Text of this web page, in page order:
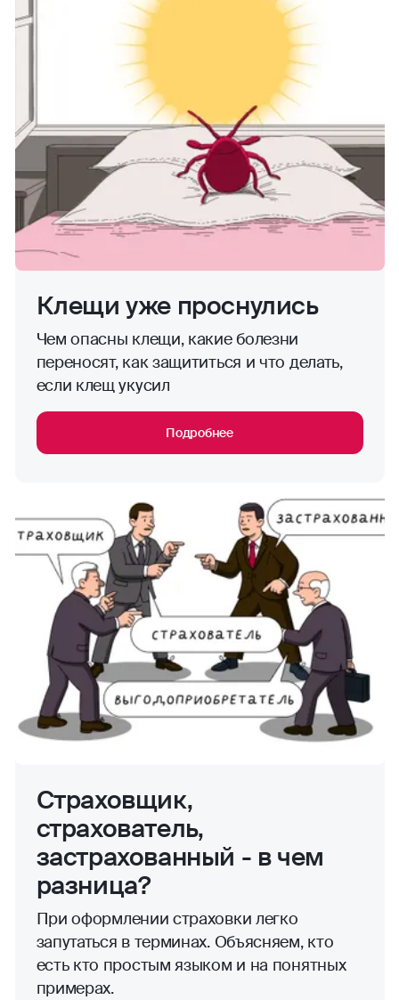
Клещи уже проснулись
Чем опасны клещи, какие болезни
переносят, как защититься и что делать,
если клещ укусил
Подробнее
Страховщик,
страхователь,
застрахованный - в чем
разница?
При оформлении страховки легко
запутаться в терминах. Объясняем, кто
есть кто простым языком и на понятных
примерах.